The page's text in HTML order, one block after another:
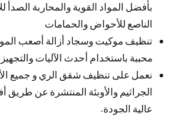
بأفضل المواد القوية والمحاربة الصدأ
الناصع للأحواض والحمامات
تنظيف موكيت وسجاد أزالة أصعب المواد
محببة باستخدام أحدث الآليات
نعمل على تنظيف شقق الري و جميع
الجراثيم والأوبئة المنتشرة عن
عالية الجودة.